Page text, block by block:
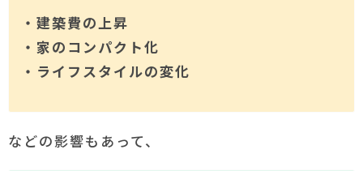
・建築費の上昇
・家のコンパクト化
・ライフスタイルの変化
などの影響もあって、